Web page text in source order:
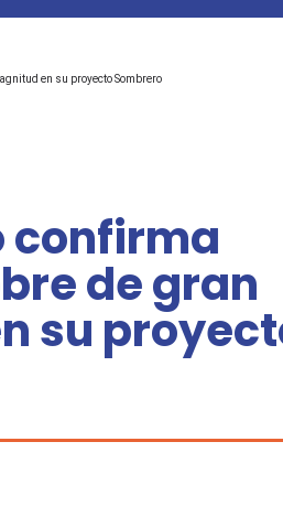
en su proyecto Sombrero
confirma
de gran
su